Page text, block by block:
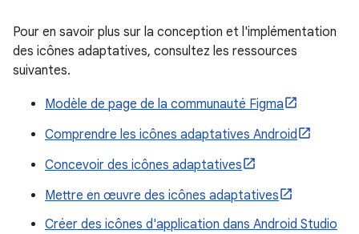
Pour en savoir plus sur la conception et l'implémentation
des icônes adaptatives, consultez les ressources
suivantes.
Modèle de page de la communauté Figma
Comprendre les icônes adaptatives Android
Concevoir des icônes adaptatives
Mettre en œuvre des icônes adaptatives
Créer des icônes d'application dans Android Studio